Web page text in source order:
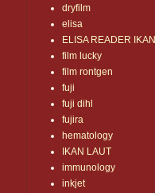
dryfilm
elisa
ELISA READER IKAN
film lucky
film rontgen
fuji
fuji dihl
fujira
hematology
IKAN LAUT
immunology
inkjet